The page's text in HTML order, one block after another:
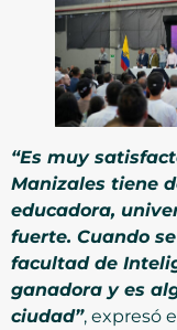
“Es muy
Manizales tiene
educadora,
fuerte. Cuando
facultad de
ganadora y es
ciudad”, expresó